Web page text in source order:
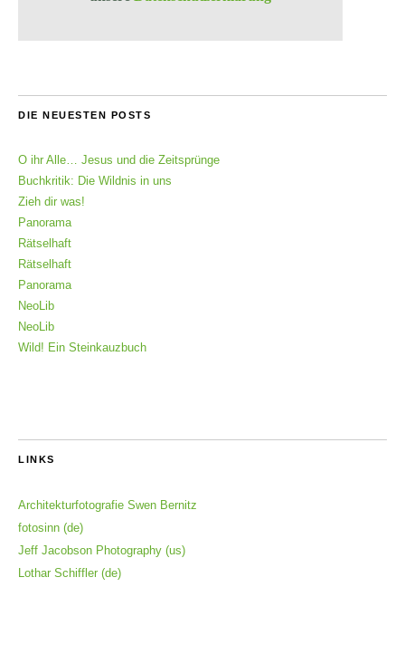
DIE NEUESTEN POSTS
O ihr Alle… Jesus und die Zeitsprünge
Buchkritik: Die Wildnis in uns
Zieh dir was!
Panorama
Rätselhaft
Rätselhaft
Panorama
NeoLib
NeoLib
Wild! Ein Steinkauzbuch
LINKS
Architekturfotografie Swen Bernitz
fotosinn (de)
Jeff Jacobson Photography (us)
Lothar Schiffler (de)